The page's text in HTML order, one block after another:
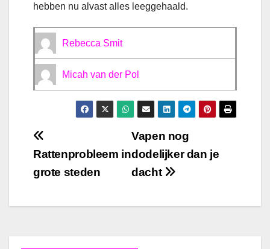
hebben nu alvast alles leeggehaald.
Rebecca Smit
Micah van der Pol
Bericht
navigatie
Vapen nog
dodelijker dan je
dacht
Rattenprobleem in
grote steden